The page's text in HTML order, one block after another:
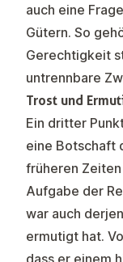
auch eine
Gütern. So
Gerechtigkeit
untrennbare
Trost und
Ein dritter
eine Botschaft
früheren
Aufgabe der
war auch
ermutigt hat.
dass er einem